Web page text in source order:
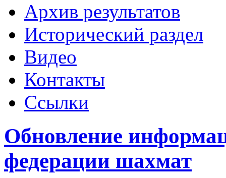
Архив результатов
Исторический раздел
Видео
Контакты
Ссылки
Обновление
федерации шахмат